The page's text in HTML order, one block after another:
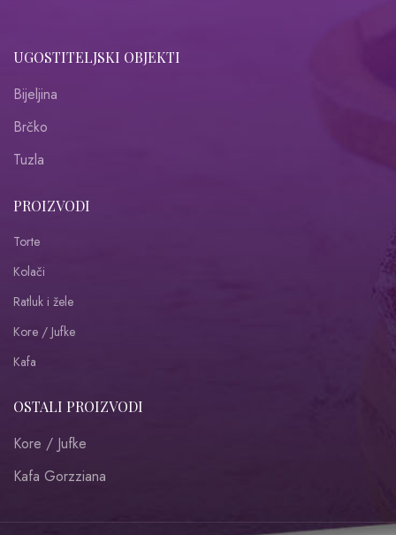
UGOSTITELJSKI OBJEKTI
Bijeljina
Brčko
Tuzla
PROIZVODI
Torte
Kolači
Ratluk i žele
Kore / Jufke
Kafa
OSTALI PROIZVODI
Kore / Jufke
Kafa Gorzziana